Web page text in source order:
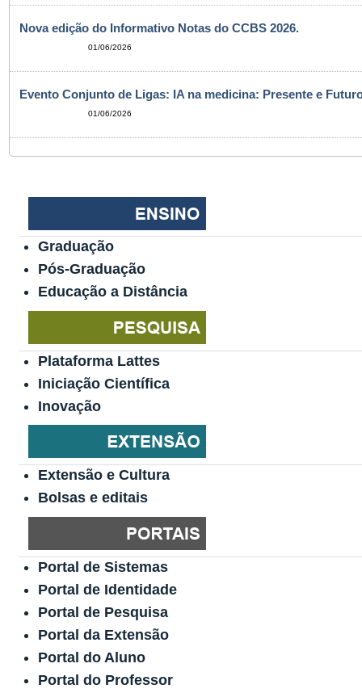
Nova edição do Informativo Notas do CCBS 2026.
01/06/2026
Evento Conjunto de Ligas: IA na medicina: Presente e
01/06/2026
Graduação
Pós-Graduação
Educação a Distância
Plataforma Lattes
Iniciação Científica
Inovação
Extensão e Cultura
Bolsas e editais
Portal de Sistemas
Portal de Identidade
Portal de Pesquisa
Portal da Extensão
Portal do Aluno
Portal do Professor